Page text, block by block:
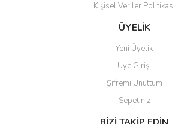
Kişisel Veriler Politikası
ÜYELİK
Yeni Üyelik
Üye Girişi
Şifremi Unuttum
Sepetiniz